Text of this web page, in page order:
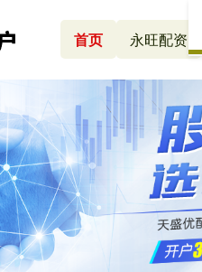
首页 永旺配资